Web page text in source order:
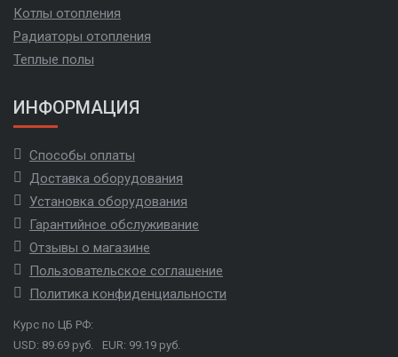
Котлы отопления
Радиаторы отопления
Теплые полы
ИНФОРМАЦИЯ
Способы оплаты
Доставка оборудования
Установка оборудования
Гарантийное обслуживание
Отзывы о магазине
Пользовательское соглашение
Политика конфиденциальности
Курс по ЦБ РФ:
USD: 89.69 руб.
EUR: 99.19 руб.